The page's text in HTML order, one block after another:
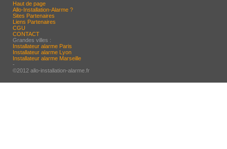
Haut de page
Allo-Installation-Alarme ?
Sites Partenaires
Liens Partenaires
CGU
CONTACT
Grandes villes :
Installateur alarme Paris
Installateur alarme Lyon
Installateur alarme Marseille
-
©2012 allo-installation-alarme.fr